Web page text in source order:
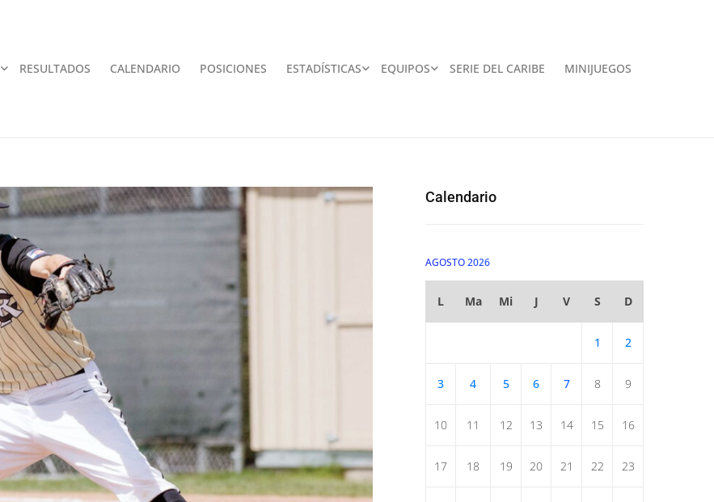
RESULTADOS CALENDARIO POSICIONES ESTADÍSTICAS EQUIPOS SERIE DEL CARIBE MINIJUEGOS
Calendario
AGOSTO 2026
L Ma Mi J V S D
1 2
3 4 5 6 7 8 9
10 11 12 13 14 15 16
17 18 19 20 21 22 23